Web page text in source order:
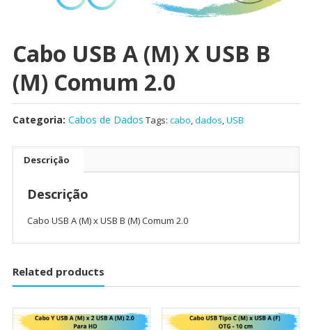
Cabo USB A (M) X USB B
(M) Comum 2.0
Categoria: Cabos de Dados Tags: cabo,dados,USB
Descrição
Descrição
Cabo USB A (M) x USB B (M) Comum 2.0
Related products